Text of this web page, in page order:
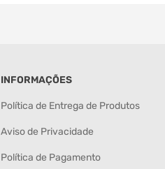
INFORMAÇÕES
Política de Entrega de Produtos
Aviso de Privacidade
Política de Pagamento